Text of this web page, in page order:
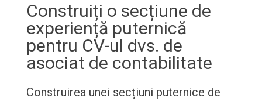
Construiți o secțiune de
experiență puternică
pentru CV-ul dvs. de
asociat de contabilitate
Construirea unei secțiuni puternice de